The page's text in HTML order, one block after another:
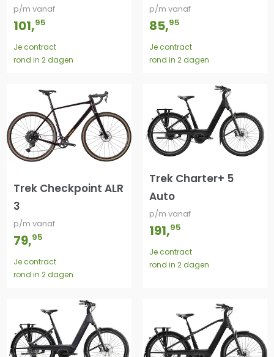
p/m vanaf
101,95
Je contract
rond in 2 dagen
p/m vanaf
85,95
Je contract
rond in 2 dagen
Trek Checkpoint ALR
3
p/m vanaf
79,95
Je contract
rond in 2 dagen
Trek Charter+ 5
Auto
p/m vanaf
191,95
Je contract
rond in 2 dagen